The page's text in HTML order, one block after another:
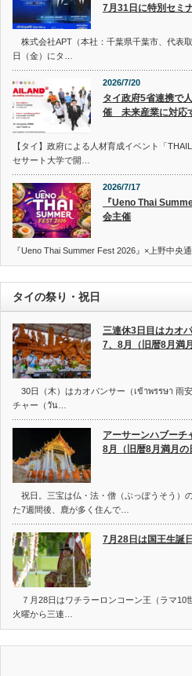
7月31日に特別セミ
株式会社APT（本社：千葉県千葉市、代表
日（金）にタ…
2026/7/20
タイ政府5省連携で
催 未来産業に対応
【タイ】政府による人材育成イベント「
セサート大学で開…
2026/7/17
『Ueno Thai
会主催
『Ueno Thai Summer Fest 2026』×上野中央
タイの祭り・祝日
三連休3日目はカオ
7、8月（旧暦8月満
30日（木）はカオパンサー（เข้าพรรษา 雨
チャー（วัน…
アーサーンハブーチ
8月（旧暦8月満月の
祝日。三宝は仏・法・僧（ぶっぽうそう）
た7週間後、鹿が多く住んで…
7月28日は国王生誕
７月28日はワチラーロンコーン王（ラマ10
火曜から三連…